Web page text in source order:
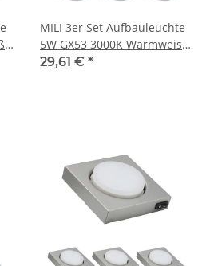
MILI 3er Set Aufbauleuchte
5W GX53 3000K Warmweiss
230V 360 lumen Weiß
29,61 € *